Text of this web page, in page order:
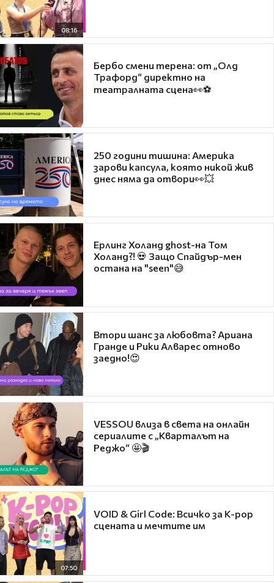
08:16
Бербо смени терена: от „Олд
Трафорд“ директно на
театралната сцена👀⚽
250 години тишина: Америка
зарови капсула, която никой жив
днес няма да отвори👀💥
Ерлинг Холанд ghost-на Том
Холанд?! 💀 Защо Спайдър-мен
остана на "seen"😅
Втори шанс за любовта? Ариана
Гранде и Рики Алварес отново
заедно!😍
VESSOU влиза в света на онлайн
сериалите с „Кварталът на
Реджо“ 🤩🎬
07:50
VOID & Girl Code: Всичко за K-pop
сцената и мечтите им